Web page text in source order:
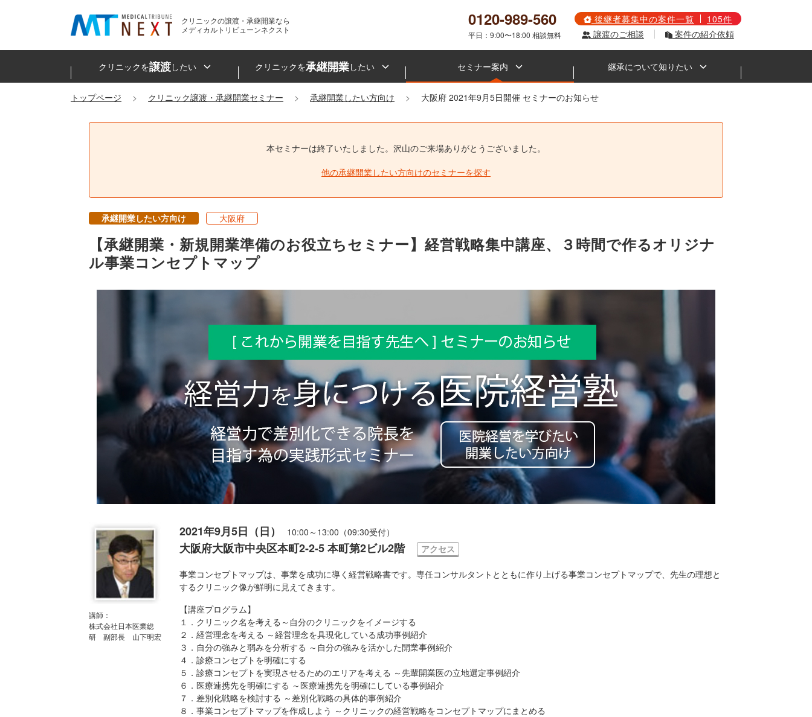
クリニックの譲渡・承継開業なら
メディカルトリビューンネクスト
0120-989-560
平日：9:00〜18:00 相談無料
後継者募集中の案件一覧
105件
譲渡のご相談
案件の紹介依頼
クリニックを譲渡したい クリニックを承継開業したい セミナー案内 継承について知りたい
トップページ クリニック譲渡・承継開業セミナー 承継開業したい方向け 大阪府 2021年9月5日開催 セミナーのお知らせ
本セミナーは終了いたしました。 沢山のご来場ありがとうございました。
他の承継開業したい方向けのセミナーを探す
承継開業したい方向け 大阪府
【承継開業・新規開業準備のお役立ちセミナー】経営戦略集中講座、３時間で作るオリジナ
ル事業コンセプトマップ
講師：
株式会社日本医業総
研 副部長 山下明宏
2021年9月5日（日） 10:00～13:00（09:30受付）
大阪府大阪市中央区本町2-2-5 本町第2ビル2階 アクセス
事業コンセプトマップは、事業を成功に導く経営戦略書です。専任コンサルタントとともに作り上げる事業コンセプトマップで、先生の理想と
するクリニック像が鮮明に見えてきます。
【講座プログラム】
１．クリニック名を考える～自分のクリニックをイメージする
２．経営理念を考える ～経営理念を具現化している成功事例紹介
３．自分の強みと弱みを分析する ～自分の強みを活かした開業事例紹介
４．診療コンセプトを明確にする
５．診療コンセプトを実現させるためのエリアを考える ～先輩開業医の立地選定事例紹介
６．医療連携先を明確にする ～医療連携先を明確にしている事例紹介
７．差別化戦略を検討する ～差別化戦略の具体的事例紹介
８．事業コンセプトマップを作成しよう ～クリニックの経営戦略をコンセプトマップにまとめる